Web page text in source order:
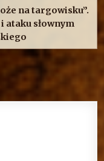
na targowisku”.
ataku słownym